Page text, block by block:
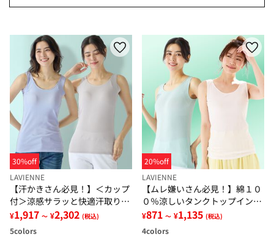
30%off
LAVIENNE
【汗かきさん必見！】＜カップ
付＞涼感サラッと快適汗取りタ
ンクトップインナー＜さらりラ
ボ＞
¥1,917 ～ ¥2,302 (税込)
5colors
20%off
LAVIENNE
【ムレ嫌いさん必見！】綿１０
０％涼しいタンクトップインナ
ー＜さらりラボ＞
¥871 ～ ¥1,135 (税込)
4colors